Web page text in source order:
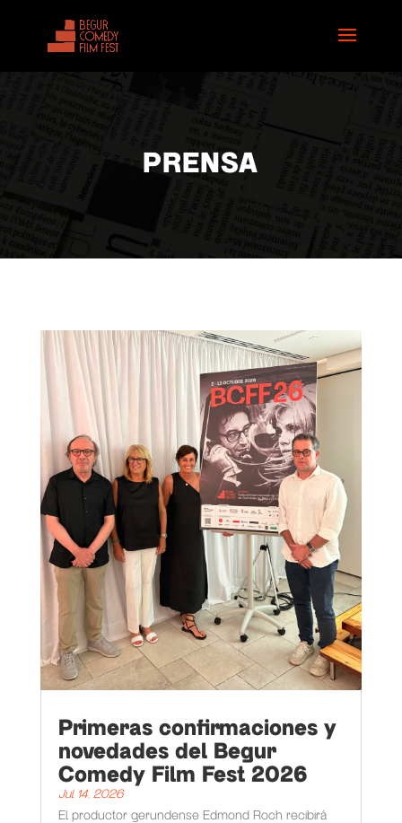
PRENSA
Primeras confirmaciones y
novedades del Begur
Comedy Film Fest 2026
Jul 14, 2026
El productor gerundense Edmond Roch recibirá